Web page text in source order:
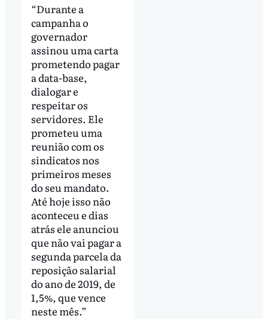
“Durante a
campanha o
governador
assinou uma carta
prometendo pagar
a data-base,
dialogar e
respeitar os
servidores. Ele
prometeu uma
reunião com os
sindicatos nos
primeiros meses
do seu mandato.
Até hoje isso não
aconteceu e dias
atrás ele anunciou
que não vai pagar a
segunda parcela da
reposição salarial
do ano de 2019, de
1,5%, que vence
neste mês.”